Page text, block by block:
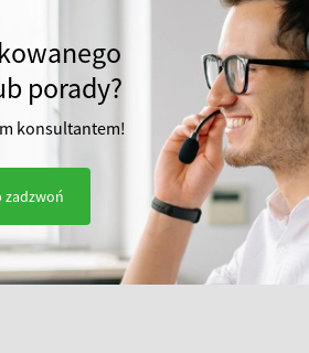
porady?
konsultantem!
zadzwoń